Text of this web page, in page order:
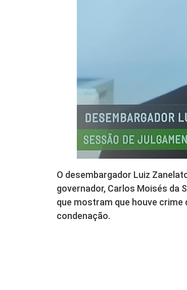
O desembargador Luiz
governador, Carlos Moisés da
que mostram que houve crime
condenação.